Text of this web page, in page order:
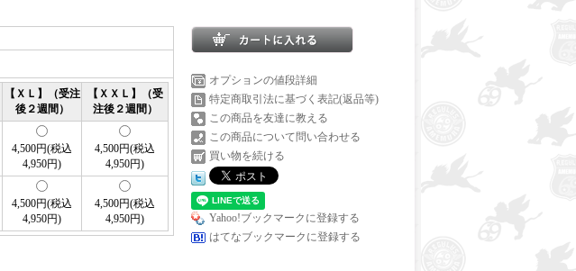
【ＸＬ】（受注
後２週間）
【ＸＸＬ】（受
注後２週間）
4,500円(税込
4,950円)
4,500円(税込
4,950円)
4,500円(税込
4,950円)
4,500円(税込
4,950円)
オプションの値段詳細
特定商取引法に基づく表記(返品等)
この商品を友達に教える
この商品について問い合わせる
買い物を続ける
Yahoo!ブックマークに登録する
はてなブックマークに登録する